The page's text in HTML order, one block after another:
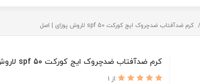
کرم ضدآفتاب ضدچروک ایج کورکت spf 50 لاروش پوزای | اصل
کرم ضدآفتاب ضدچروک ایج کورکت spf 50 لاروش پوزای | اصل
از 1